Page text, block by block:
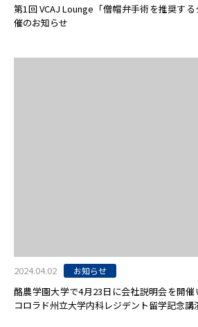
第1回 VCAJ Lounge「僧帽弁手術を推奨す
催のお知らせ
2024.04.02 お知らせ
酪農学園大学で4月23日に会社説明会を開催
コロラド州立大学内科レジデント留学記念講